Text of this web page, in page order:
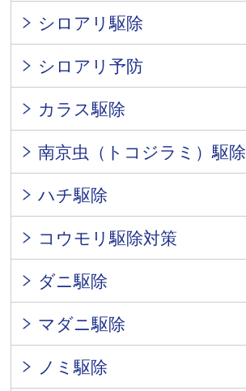
シロアリ駆除
シロアリ予防
カラス駆除
南京虫（トコジラミ）駆除
ハチ駆除
コウモリ駆除対策
ダニ駆除
マダニ駆除
ノミ駆除